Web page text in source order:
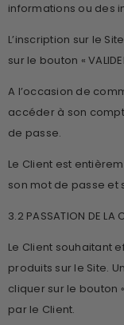
informations ou des
L’inscription sur le
sur le bouton «
A l’occasion de
accéder à son
de passe.
Le Client est
son mot de passe et
3.2 PASSATION DE LA
Le Client souhaitant
produits sur le Site.
cliquer sur le bouton
par le Client.